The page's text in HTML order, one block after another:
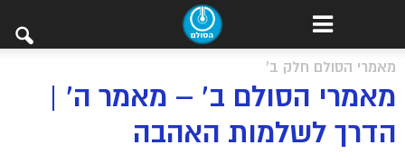
מאמרי הסולם חלק ב'
מאמרי הסולם ב’ – מאמר ה’ |
הדרך לשלמות האהבה